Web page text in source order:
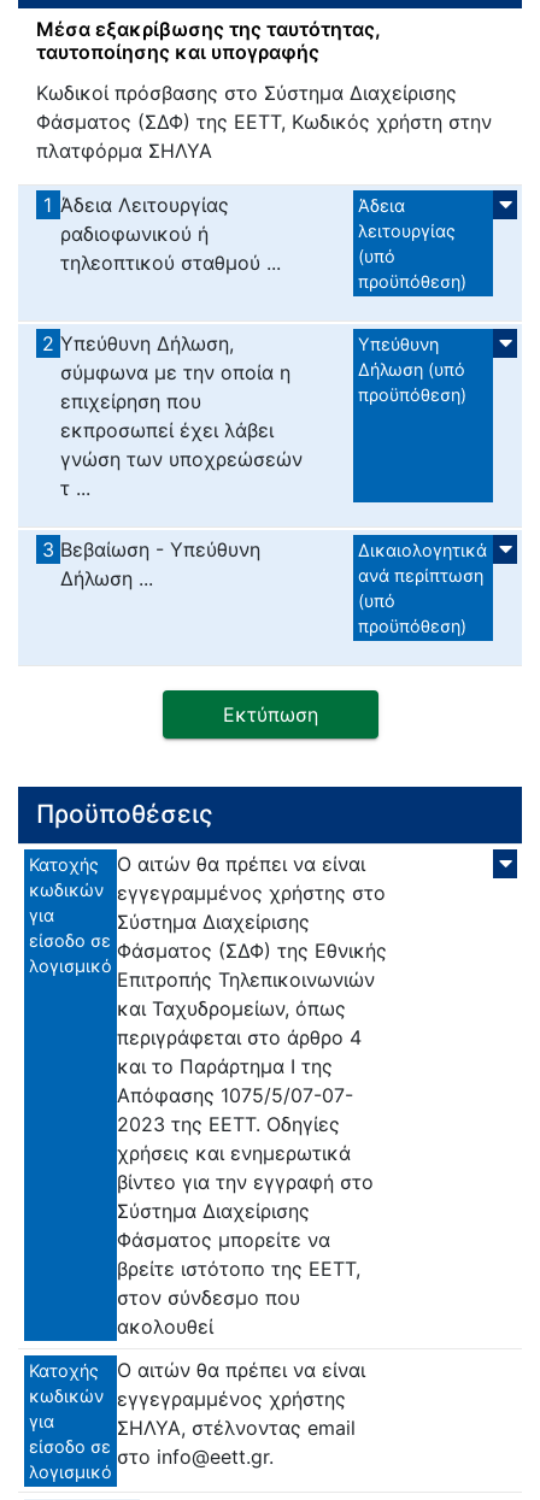
Μέσα εξακρίβωσης της ταυτότητας,
ταυτοποίησης και υπογραφής
Κωδικοί πρόσβασης στο Σύστημα Διαχείρισης
Φάσματος (ΣΔΦ) της ΕΕΤΤ, Κωδικός χρήστη στην
πλατφόρμα ΣΗΛΥΑ
1 Άδεια Λειτουργίας
ραδιοφωνικού ή
τηλεοπτικού σταθμού ...
Άδεια
λειτουργίας
(υπό
προϋπόθεση)
2 Υπεύθυνη Δήλωση,
σύμφωνα με την οποία η
επιχείρηση που
εκπροσωπεί έχει λάβει
γνώση των υποχρεώσεών
τ ...
Υπεύθυνη
Δήλωση (υπό
προϋπόθεση)
3 Βεβαίωση - Υπεύθυνη
Δήλωση ...
Δικαιολογητικά
ανά περίπτωση
(υπό
προϋπόθεση)
Εκτύπωση
Προϋποθέσεις
Κατοχής
κωδικών
για
είσοδο σε
λογισμικό
Ο αιτών θα πρέπει να είναι
εγγεγραμμένος χρήστης στο
Σύστημα Διαχείρισης
Φάσματος (ΣΔΦ) της Εθνικής
Επιτροπής Τηλεπικοινωνιών
και Ταχυδρομείων, όπως
περιγράφεται στο άρθρο 4
και το Παράρτημα Ι της
Απόφασης 1075/5/07-07-
2023 της ΕΕΤΤ. Οδηγίες
χρήσεις και ενημερωτικά
βίντεο για την εγγραφή στο
Σύστημα Διαχείρισης
Φάσματος μπορείτε να
βρείτε ιστότοπο της ΕΕΤΤ,
στον σύνδεσμο που
ακολουθεί
Κατοχής
κωδικών
για
είσοδο σε
λογισμικό
Ο αιτών θα πρέπει να είναι
εγγεγραμμένος χρήστης
ΣΗΛΥΑ, στέλνοντας email
στο info@eett.gr.